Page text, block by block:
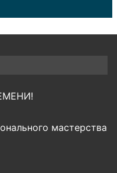
мастерства